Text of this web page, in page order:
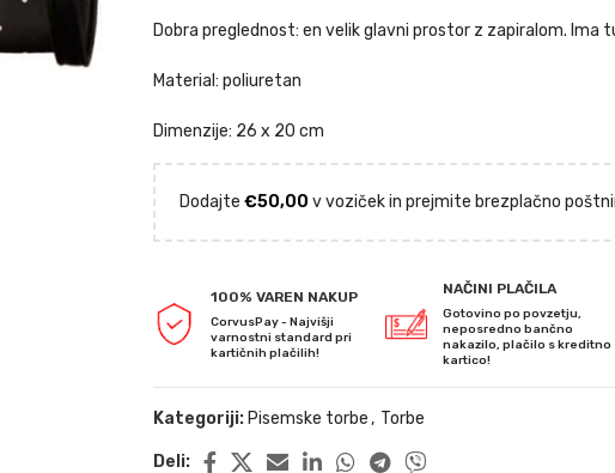
Dobra preglednost: en velik glavni prostor z zapiralom. Ima
Material: poliuretan
Dimenzije: 26 x 20 cm
Dodajte €50,00 v voziček in prejmite brezplačno
100% VAREN NAKUP
CorvusPay - Najvišji
varnostni standard pri
kartičnih plačilih!
NAČINI PLAČILA
Gotovino po povzetju,
neposredno bančno
nakazilo, plačilo s kreditno
kartico!
Kategoriji: Pisemske torbe, Torbe
Deli: